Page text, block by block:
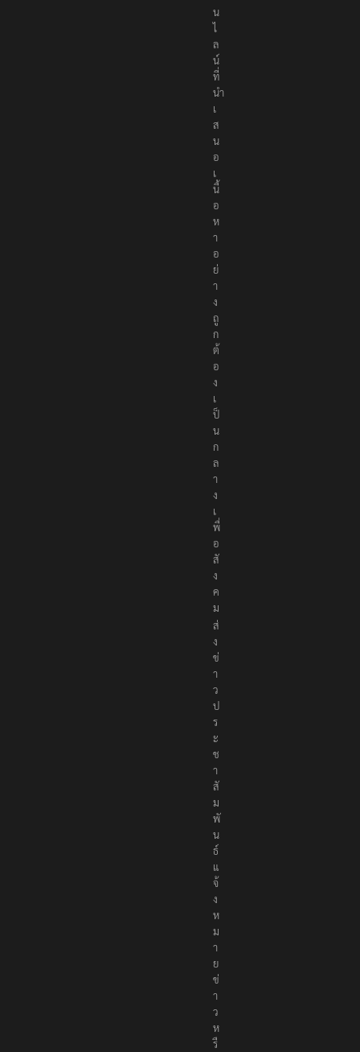
น
ไ
ล
น์
ที่
นำ
เ
ส
น
อ
เ
นื้
อ
ห
า
อ
ย่
า
ง
ถู
ก
ต้
อ
ง
เ
ป็
น
ก
ล
า
ง
เ
พื่
อ
สั
ง
ค
ม
ส่
ง
ข่
า
ว
ป
ร
ะ
ช
า
สั
ม
พั
น
ธ์
แ
จ้
ง
ห
ม
า
ย
ข่
า
ว
ห
รื